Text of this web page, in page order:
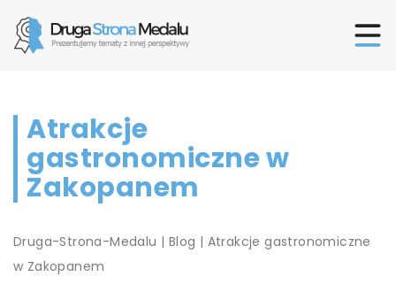
Atrakcje
gastronomiczne w
Zakopanem
Druga-Strona-Medalu | Blog | Atrakcje gastronomiczne
w Zakopanem